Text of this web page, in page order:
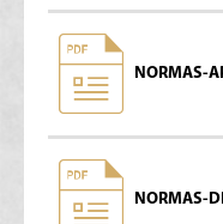
NORMAS-
NORMAS-